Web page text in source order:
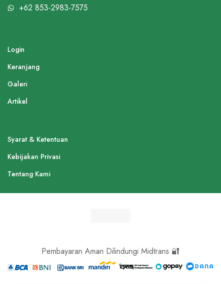
+62 853-2983-7575
Login
Keranjang
Galeri
Artikel
Syarat & Ketentuan
Kebijakan Privasi
Tentang Kami
Pembayaran Aman Dilindungi Midtrans 🔐